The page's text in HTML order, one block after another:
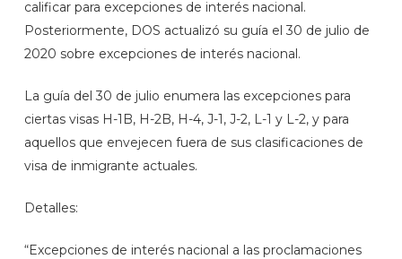
calificar para excepciones de interés nacional.
Posteriormente, DOS actualizó su guía el 30 de julio de
2020 sobre excepciones de interés nacional.
La guía del 30 de julio enumera las excepciones para
ciertas visas H-1B, H-2B, H-4, J-1, J-2, L-1 y L-2, y para
aquellos que envejecen fuera de sus clasificaciones de
visa de inmigrante actuales.
Detalles:
“Excepciones de interés nacional a las proclamaciones